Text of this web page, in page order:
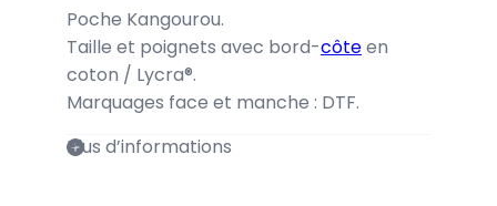
Poche Kangourou.
Taille et poignets avec bord-côteen
coton / Lycra®.
Marquages face et manche : DTF.
Plus d’informations